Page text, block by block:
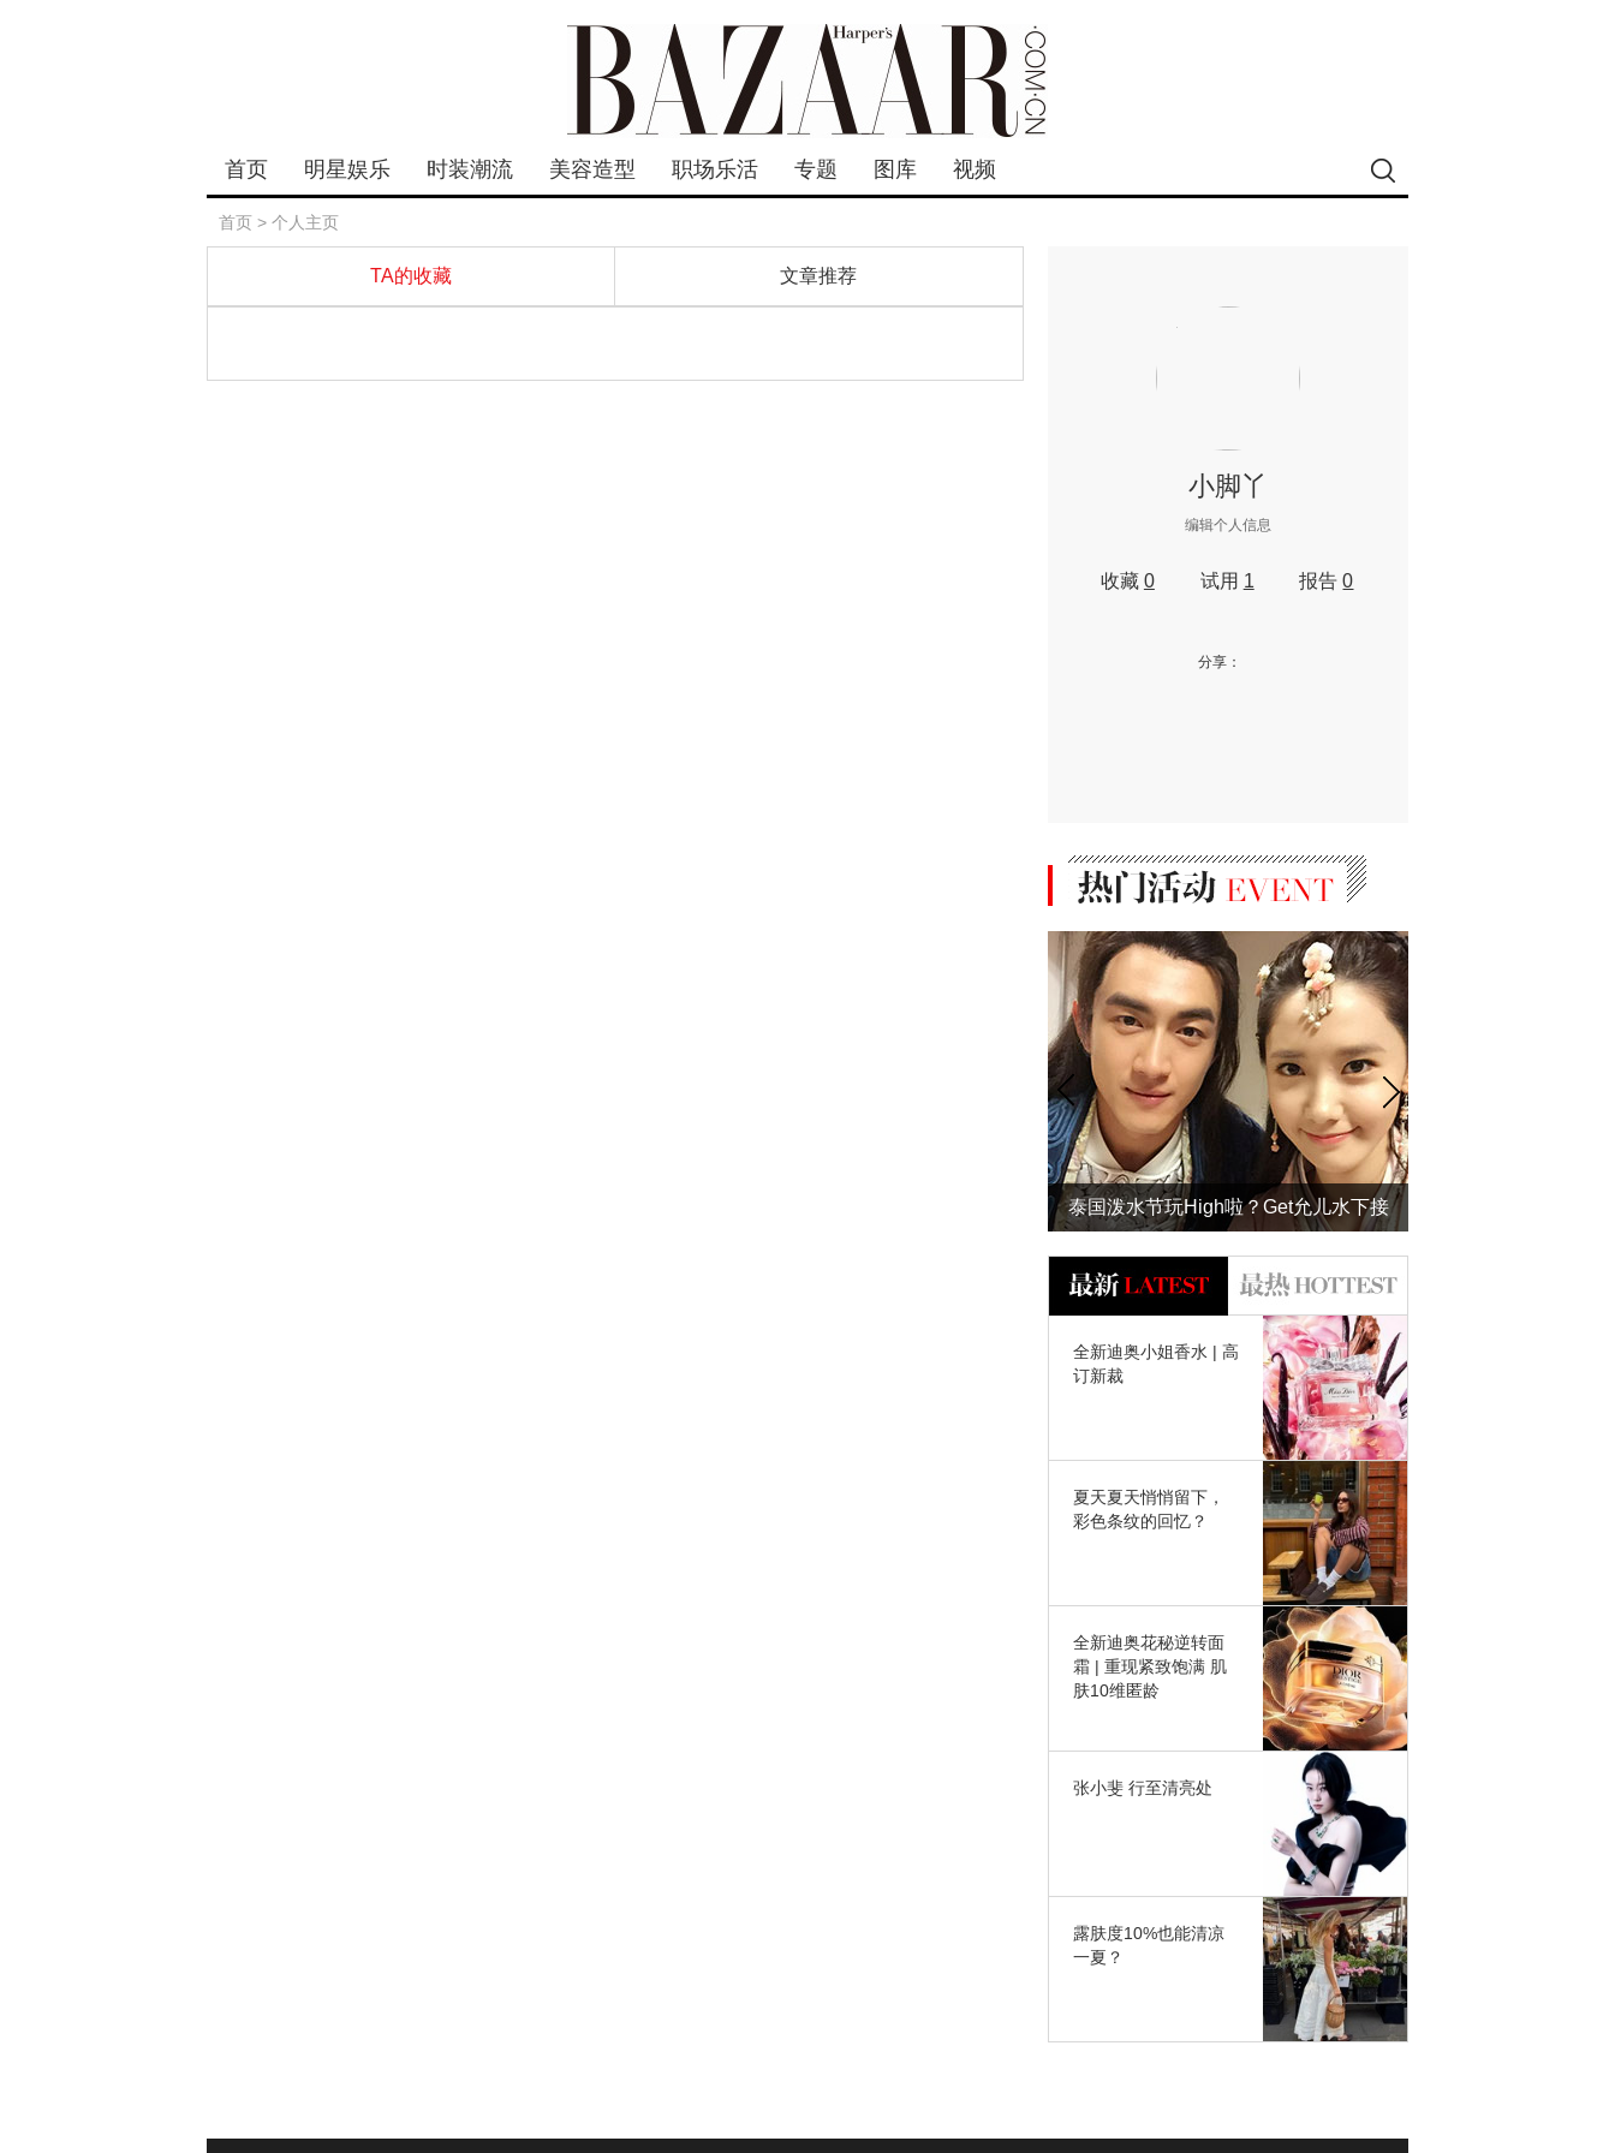
首页 明星娱乐 时装潮流 美容造型 职场乐活 专题 图库 视频
首页 > 个人主页
TA的收藏 文章推荐
小脚丫
编辑个人信息
收藏 0 试用 1 报告0
分享：
泰国泼水节玩High啦？Get允儿水下接
吻的防水妆才是正经事！
全新迪奥小姐香水 | 高
订新裁
夏天夏天悄悄留下，
彩色条纹的回忆？
全新迪奥花秘逆转面
霜 | 重现紧致饱满 肌
肤10维匿龄
张小斐 行至清亮处
露肤度10%也能清凉
一夏？